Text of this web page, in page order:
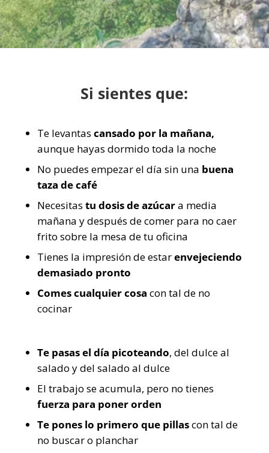
Si sientes que:
Te levantas cansado por la mañana,
aunque hayas dormido toda la noche
No puedes empezar el día sin una buena
taza de café
Necesitas tu dosis de azúcara media
mañana y después de comer para no caer
frito sobre la mesa de tu oficina
Tienes la impresión de estarenvejeciendo
demasiado pronto
Comes cualquier cosa con tal de no
cocinar
Te pasas el día picoteando, del dulce al
salado y del salado al dulce
El trabajo se acumula, pero no tienes
fuerza para poner orden
Te pones lo primero que pillascon tal de
no buscar o planchar